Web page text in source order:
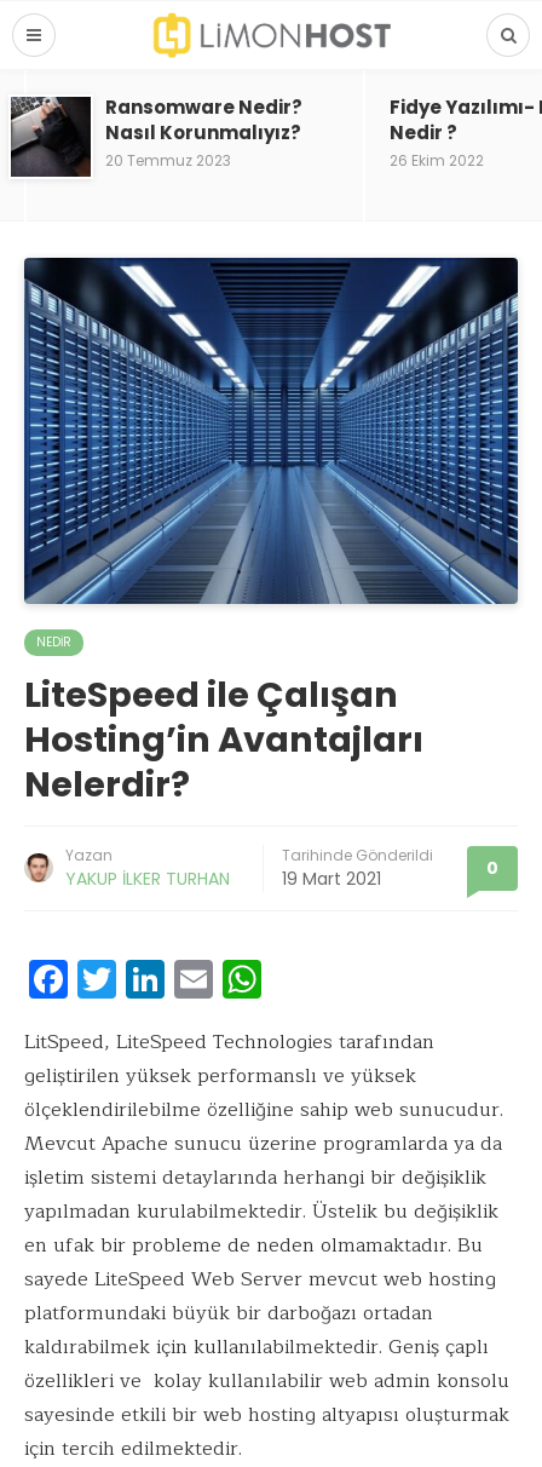
Ransomware Nedir?
Nasıl Korunmalıyız?
20 Temmuz 2023
Fidye
Nedir ?
26 Ekim 2022
NEDIR
LiteSpeed ile Çalışan
Hosting’in Avantajları
Nelerdir?
Yazan
YAKUP İLKER TURHAN
Tarihinde Gönderildi
19 Mart 2021 0
F
ac
e
b
o
o
k
T
w
it
te
r
Li
n
k
e
dI
n
E
m
ai
l
h
at
s
A
p
p
LitSpeed, LiteSpeed Technologies tarafından
geliştirilen yüksek performanslı ve yüksek
ölçeklendirilebilme özelliğine sahip web sunucudur.
Mevcut Apache sunucu üzerine programlarda ya da
işletim sistemi detaylarında herhangi bir değişiklik
yapılmadan kurulabilmektedir. Üstelik bu değişiklik
en ufak bir probleme de neden olmamaktadır. Bu
sayede LiteSpeed Web Server mevcut web hosting
platformundaki büyük bir darboğazı ortadan
kaldırabilmek için kullanılabilmektedir. Geniş çaplı
özellikleri ve kolay kullanılabilir web admin konsolu
sayesinde etkili bir web hosting altyapısı oluşturmak
için tercih edilmektedir.